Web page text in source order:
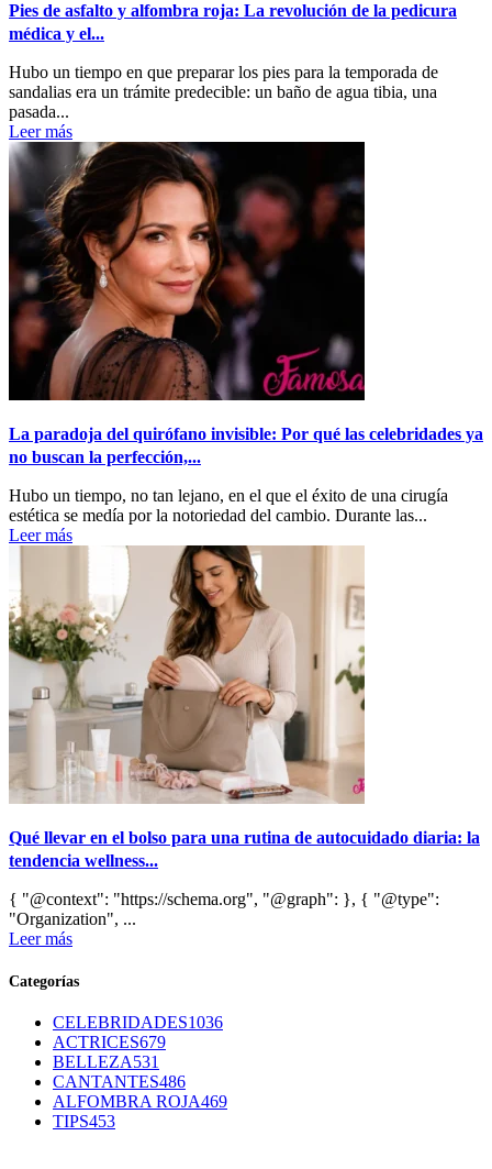
Pies de asfalto y alfombra roja: La revolución de la pedicura
médica y el...
Hubo un tiempo en que preparar los pies para la temporada de
sandalias era un trámite predecible: un baño de agua tibia, una
pasada...
Leer más
La paradoja del quirófano invisible: Por qué las celebridades ya
no buscan la perfección,...
Hubo un tiempo, no tan lejano, en el que el éxito de una cirugía
estética se medía por la notoriedad del cambio. Durante las...
Leer más
Qué llevar en el bolso para una rutina de autocuidado diaria: la
tendencia wellness...
{ "@context": "https://schema.org", "@graph": }, { "@type":
"Organization", ...
Leer más
Categorías
CELEBRIDADES1036
ACTRICES679
BELLEZA531
CANTANTES486
ALFOMBRA ROJA469
TIPS453